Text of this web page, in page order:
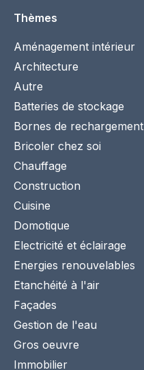
Thèmes
Aménagement intérieur
Architecture
Autre
Batteries de stockage
Bornes de rechargement
Bricoler chez soi
Chauffage
Construction
Cuisine
Domotique
Electricité et éclairage
Energies renouvelables
Etanchéité à l'air
Façades
Gestion de l'eau
Gros oeuvre
Immobilier